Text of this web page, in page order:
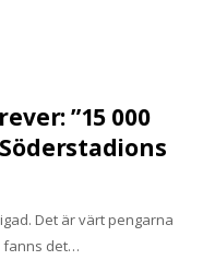
”15 000
Det är värt pengarna
fanns det…